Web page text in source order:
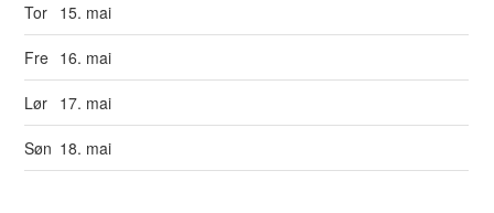
Tor 15. mai
Fre 16. mai
Lør 17. mai
Søn 18. mai